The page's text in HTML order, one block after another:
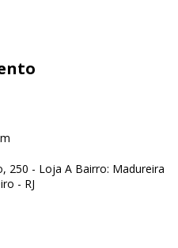
250 - Loja A Bairro: Madureira
- RJ